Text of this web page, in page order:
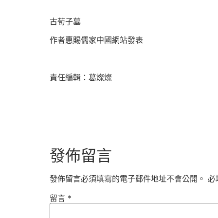
古荀子墓
作者惠賜儒家中國網站發表
責任編輯：葛燦燦
發佈留言
發佈留言必須填寫的電子郵件地址不會公開。 必
留言 *